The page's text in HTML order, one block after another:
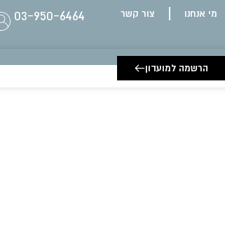
מי אנחנו צור קשר 03-950-6464
הרשמה למועדון